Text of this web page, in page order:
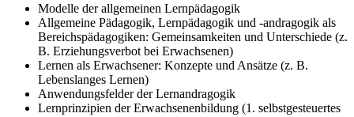
Modelle der allgemeinen Lernpädagogik
Allgemeine Pädagogik, Lernpädagogik und -andragogik als
Bereichspädagogiken: Gemeinsamkeiten und Unterschiede (z.
B. Erziehungsverbot bei Erwachsenen)
Lernen als Erwachsener: Konzepte und Ansätze (z. B.
Lebenslanges Lernen)
Anwendungsfelder der Lernandragogik
Lernprinzipien der Erwachsenenbildung (1. selbstgesteuertes